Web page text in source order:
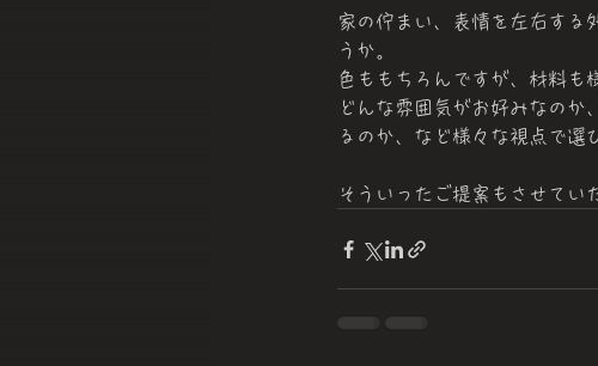
家の佇まい、表情を左右する
うか。
色ももちろんですが、材料も
どんな雰囲気がお好みなの
るのか、など様々な視点で選
そういったご提案もさせてい